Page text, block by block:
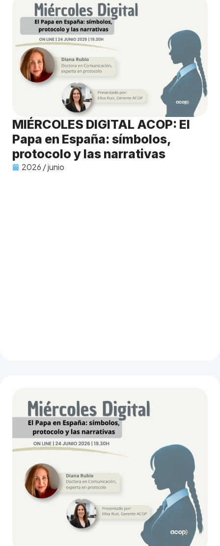
MIÉRCOLES DIGITAL ACOP: El
Papa en España: símbolos,
protocolo y las narrativas
2026 / junio